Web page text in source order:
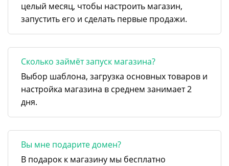
целый месяц, чтобы настроить магазин,
запустить его и сделать первые продажи.
Сколько займёт запуск магазина?
Выбор шаблона, загрузка основных товаров и
настройка магазина в среднем занимает 2
дня.
Вы мне подарите домен?
В подарок к магазину мы бесплатно